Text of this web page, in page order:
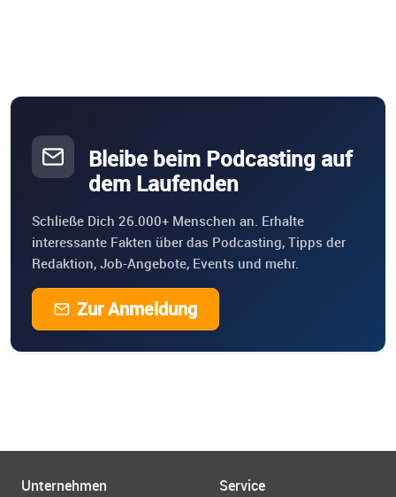
Bleibe beim Podcasting auf
dem Laufenden
Schließe Dich 26.000+ Menschen an. Erhalte
interessante Fakten über das Podcasting, Tipps der
Redaktion, Job-Angebote, Events und mehr.
Zur Anmeldung
Unternehmen Service